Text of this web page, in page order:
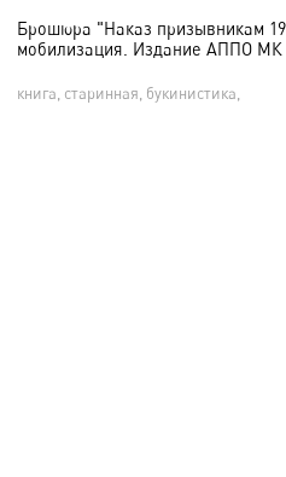
Брошюра "Наказ призывникам
мобилизация. Издание АППО МК
книга, старинная, букинистика,